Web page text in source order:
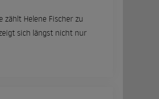
zählt Helene Fischer zu
sich längst nicht nur